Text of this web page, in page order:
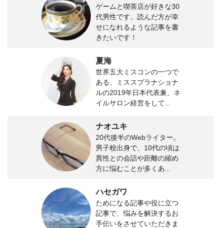
ゲームと喫茶店が好きな30
代男性です。読んだ方が幸
せになれるような記事を書
きたいです！
夏海
世界五大ミスコンの一つで
ある、ミススプラナショナ
ルの2019年日本代表兼、ネ
イルサロン経営をして...
ナオユキ
20代後半のWebライター。
男子校出身で、10代の頃は
異性との会話や距離の縮め
方に悩むことが多くあ...
ハセガワ
ためになる記事や役に立つ
記事で、悩みを解決するお
手伝いをさせていただきま